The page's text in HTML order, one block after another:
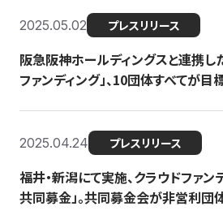
2025.05.02 プレスリリース
阪急阪神ホールディングスと連携し
ファンディング」、10団体すべてが目
2025.04.24 プレスリリース
福井・新潟にて実施、クラウドファン
共同募金」。共同募金会が非営利団